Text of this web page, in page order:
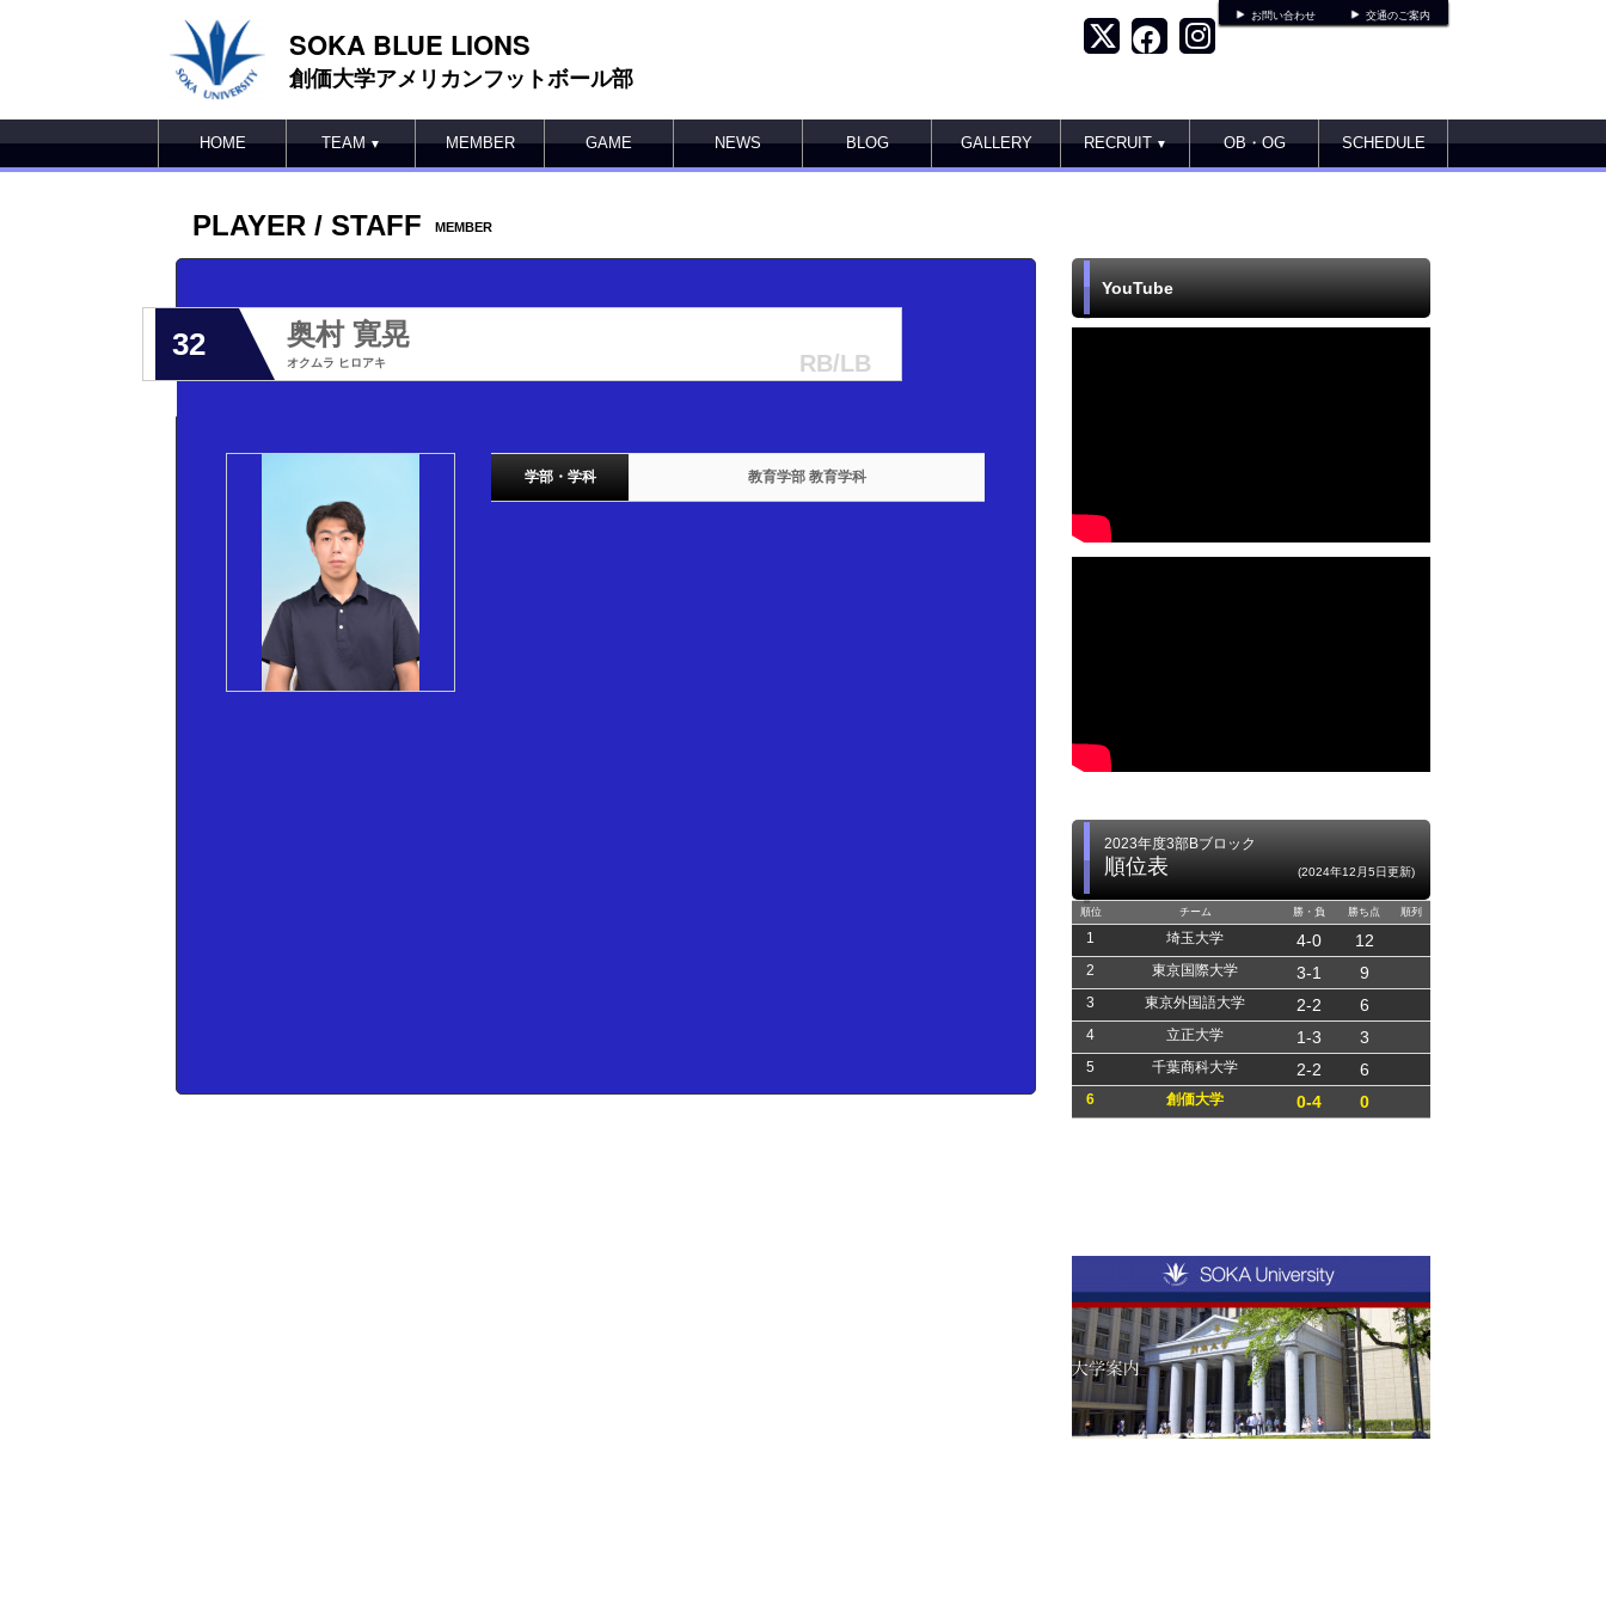
お問い合わせ 交通のご案内
SOKA BLUE LIONS
創価大学アメリカンフットボール部
HOME TEAM▼ MEMBER GAME NEWS BLOG GALLERY RECRUIT▼ OB・OG SCHEDULE
PLAYER / STAFF MEMBER
32 奥村 寛晃
オクムラ ヒロアキ RB/LB
学部・学科 教育学部 教育学科
YouTube
2023年度3部Bブロック
順位表 (2024年12月5日更新)
順位 チーム 勝・負 勝ち点 順列
1 埼玉大学 4-0 12
2 東京国際大学 3-1 9
3 東京外国語大学 2-2 6
4 立正大学 1-3 3
5 千葉商科大学 2-2 6
6 創価大学 0-4 0